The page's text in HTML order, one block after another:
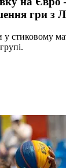
гри з
у стиковому